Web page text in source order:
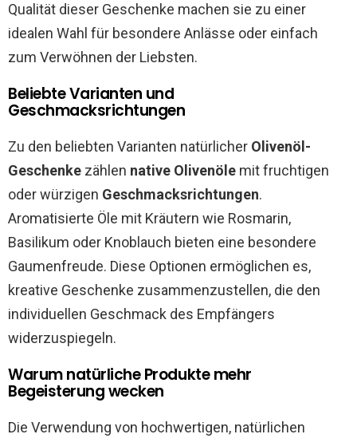
Qualität dieser Geschenke machen sie zu einer
idealen Wahl für besondere Anlässe oder einfach
zum Verwöhnen der Liebsten.
Beliebte Varianten und
Geschmacksrichtungen
Zu den beliebten Varianten natürlicher Olivenöl-
Geschenke zählen native Olivenöle mit fruchtigen
oder würzigen Geschmacksrichtungen.
Aromatisierte Öle mit Kräutern wie Rosmarin,
Basilikum oder Knoblauch bieten eine besondere
Gaumenfreude. Diese Optionen ermöglichen es,
kreative Geschenke zusammenzustellen, die den
individuellen Geschmack des Empfängers
widerzuspiegeln.
Warum natürliche Produkte mehr
Begeisterung wecken
Die Verwendung von hochwertigen, natürlichen